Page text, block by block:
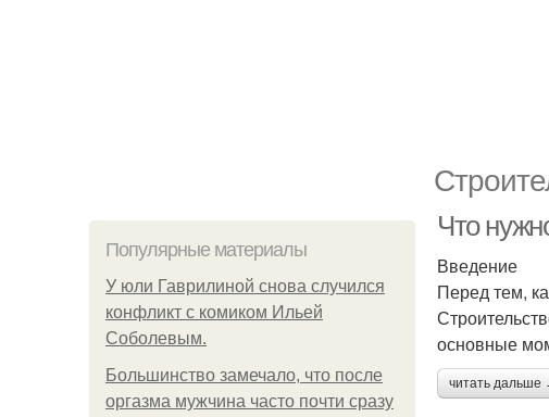
Популярные материалы
У юли Гаврилиной снова случился
конфликт с комиком Ильей
Соболевым.
Большинство замечало, что после
оргазма мужчина часто почти сразу
Что
Введение
Перед тем,
основные
читать дальше